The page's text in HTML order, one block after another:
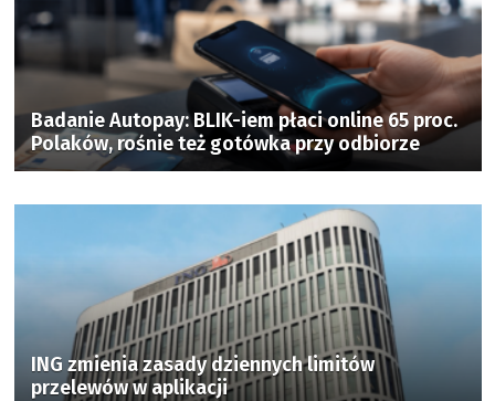
Badanie Autopay: BLIK-iem płaci online 65 proc.
Polaków, rośnie też gotówka przy odbiorze
ING zmienia zasady dziennych limitów
przelewów w aplikacji